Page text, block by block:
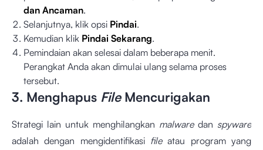
dan Ancaman.
Selanjutnya, klik opsi Pindai.
Kemudian klik Pindai Sekarang.
Pemindaian akan selesai dalam beberapa menit.
Perangkat Anda akan dimulai ulang selama proses
tersebut.
3. Menghapus File Mencurigakan
Strategi lain untuk menghilangkan malwaredan spyware
adalah dengan mengidentifikasi fileatau program yang